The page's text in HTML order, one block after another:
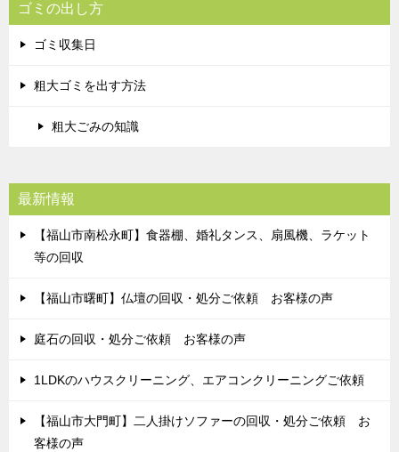
ゴミの出し方
ゴミ収集日
粗大ゴミを出す方法
粗大ごみの知識
最新情報
【福山市南松永町】食器棚、婚礼タンス、扇風機、ラケット
等の回収
【福山市曙町】仏壇の回収・処分ご依頼 お客様の声
庭石の回収・処分ご依頼 お客様の声
1LDKのハウスクリーニング、エアコンクリーニングご依頼
【福山市大門町】二人掛けソファーの回収・処分ご依頼 お
客様の声